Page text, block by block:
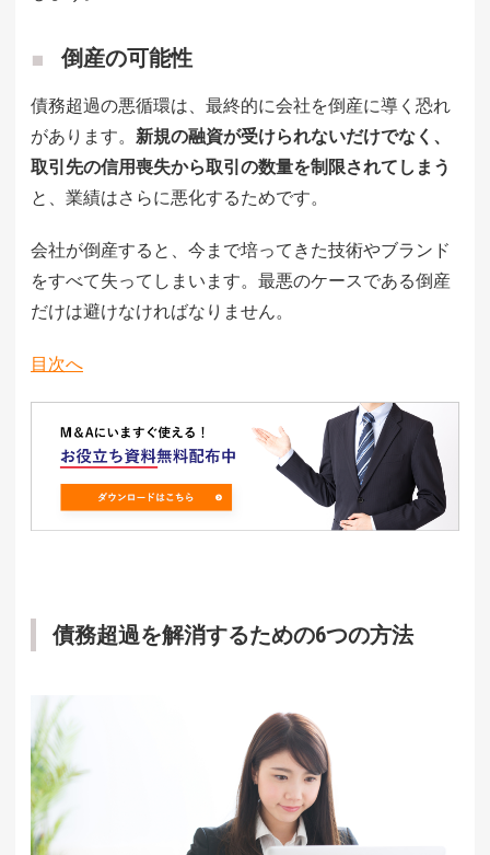
倒産の可能性
債務超過の悪循環は、最終的に会社を倒産に導く恐れ
があります。 新規の融資が受けられないだけでなく、
取引先の信用喪失から取引の数量を制限されてしまう
と、業績はさらに悪化するためです。
会社が倒産すると、今まで培ってきた技術やブランド
をすべて失ってしまいます。最悪のケースである倒産
だけは避けなければなりません。
目次へ
債務超過を解消するための6つの方法